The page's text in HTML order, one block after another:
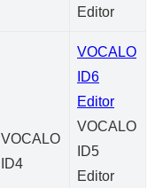
Editor
VOCALO
ID4
VOCALO
ID6
Editor
VOCALO
ID5
Editor